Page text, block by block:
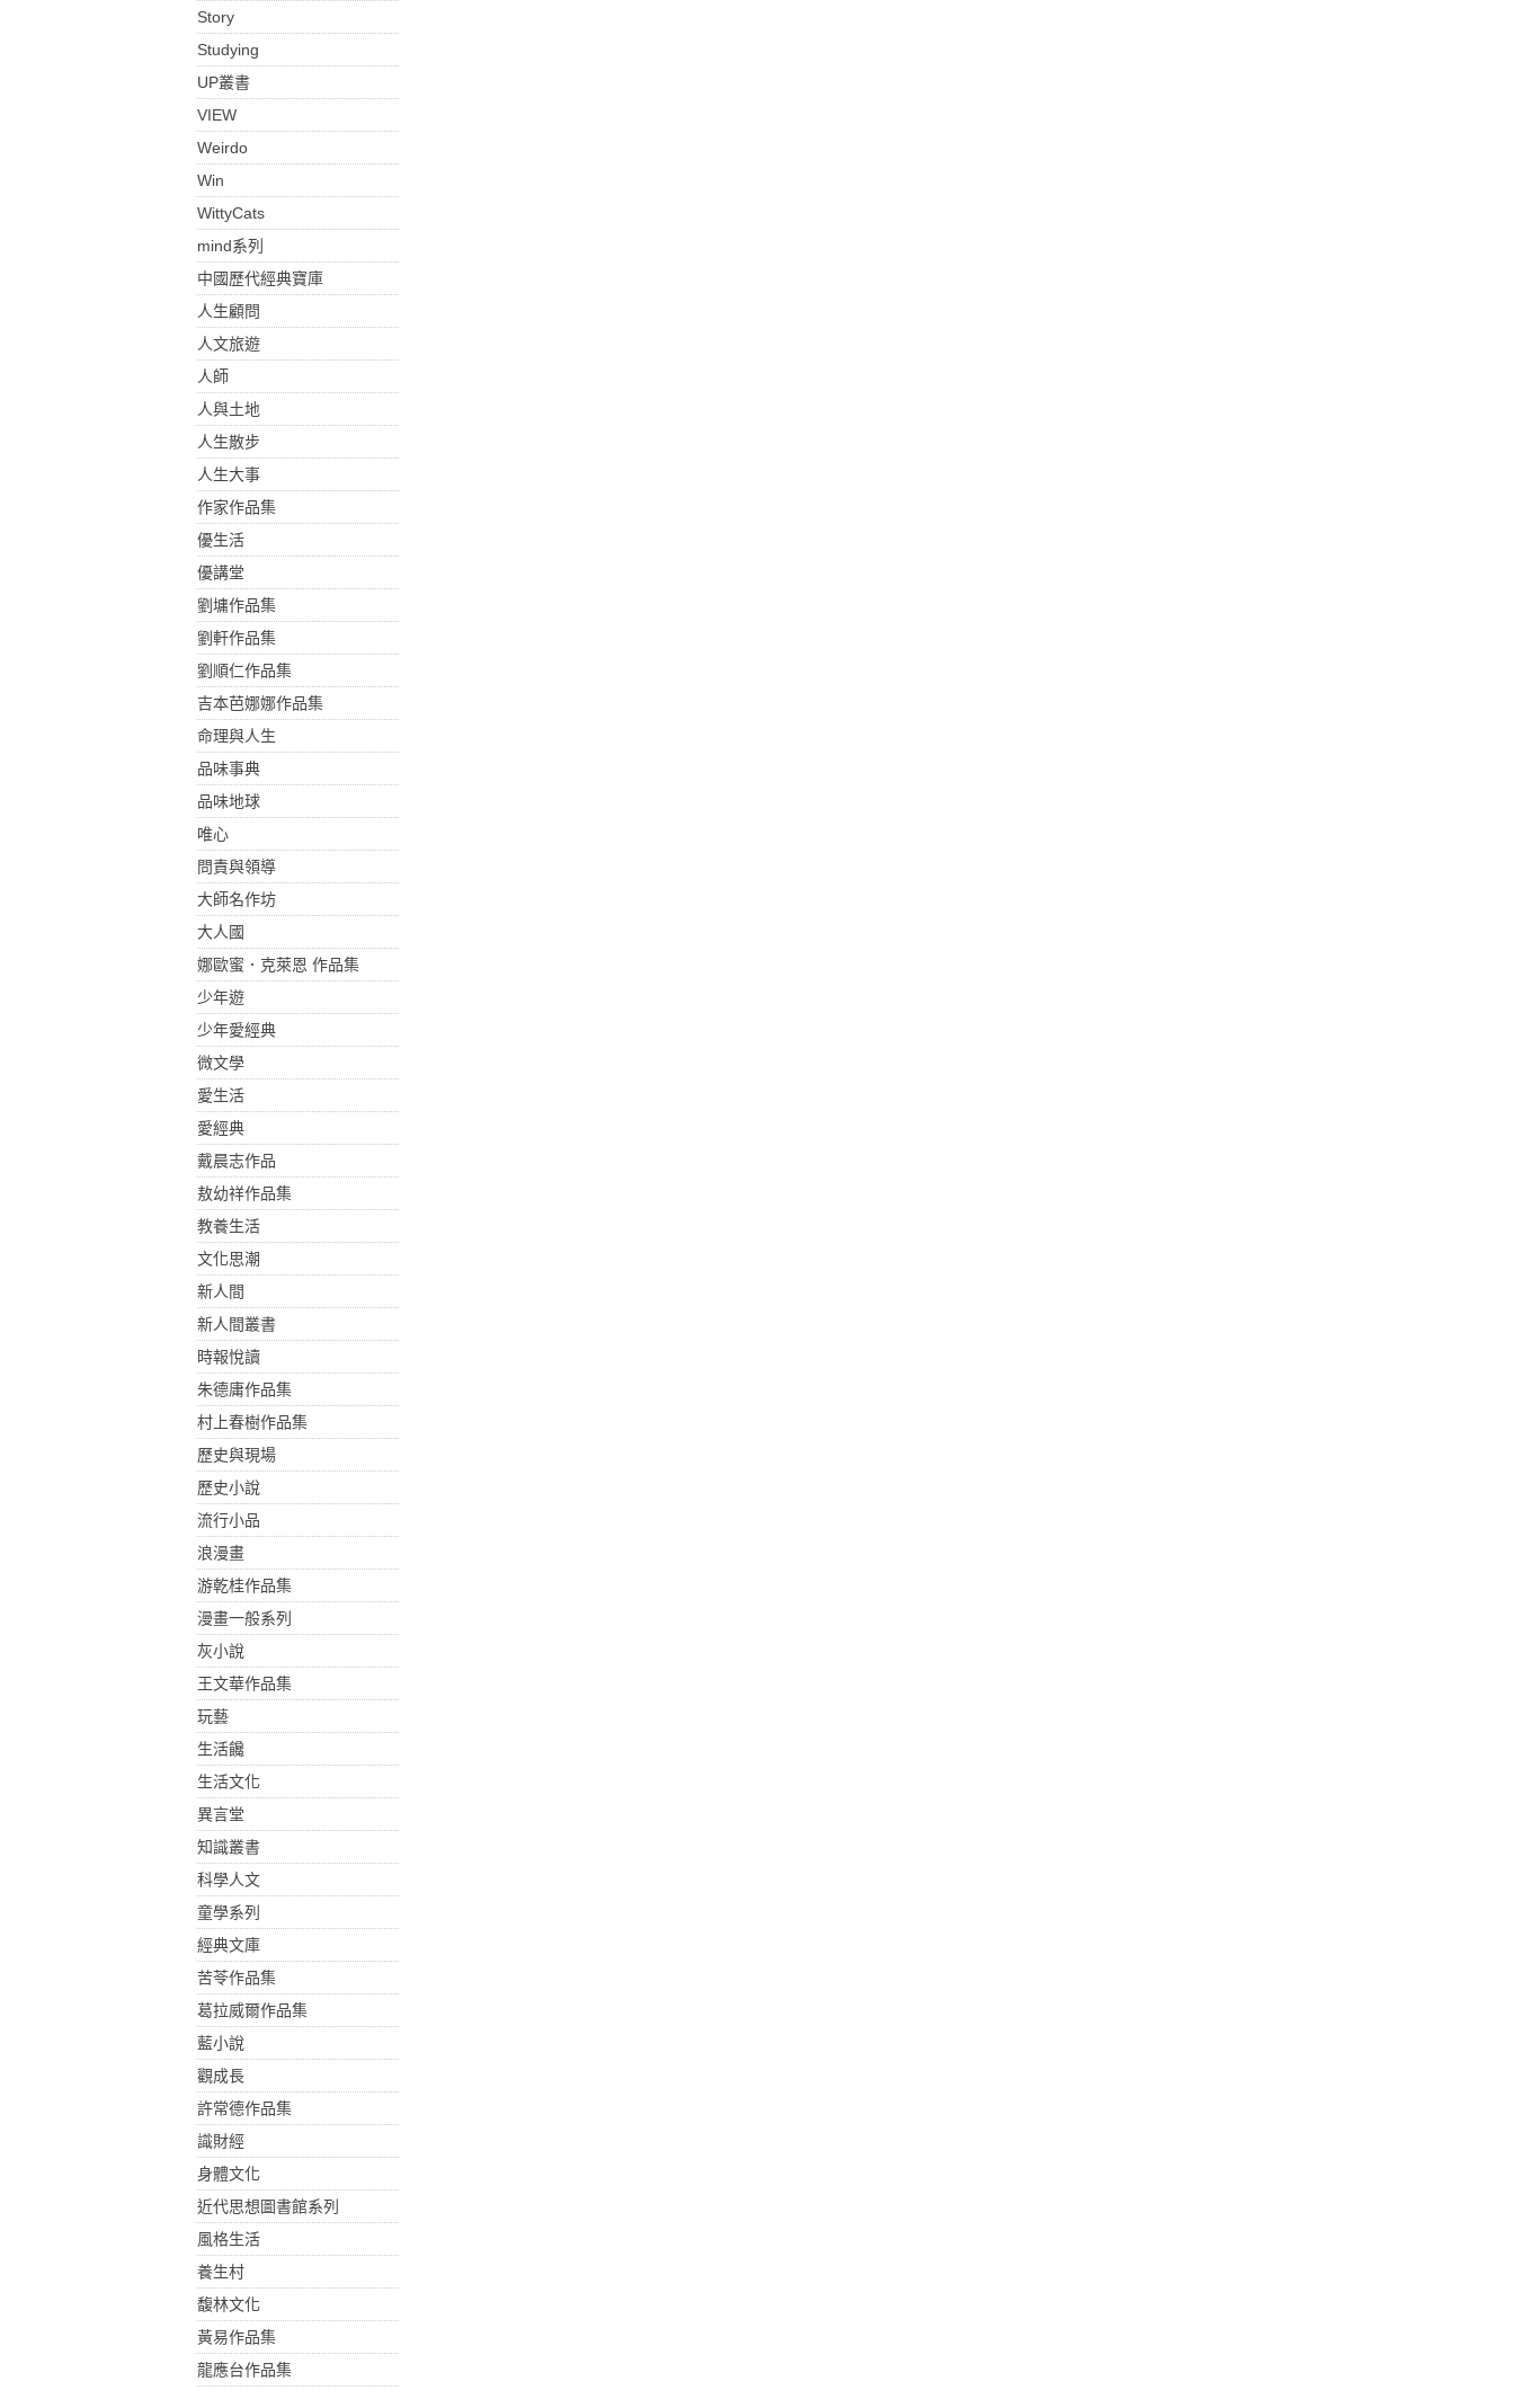
Story
Studying
UP叢書
VIEW
Weirdo
Win
WittyCats
mind系列
中國歷代經典寶庫
人生顧問
人文旅遊
人師
人與土地
人生散步
人生大事
作家作品集
優生活
優講堂
劉墉作品集
劉軒作品集
劉順仁作品集
吉本芭娜娜作品集
命理與人生
品味事典
品味地球
唯心
問責與領導
大師名作坊
大人國
娜歐蜜．克萊恩 作品集
少年遊
少年愛經典
微文學
愛生活
愛經典
戴晨志作品
敖幼祥作品集
教養生活
文化思潮
新人間
新人間叢書
時報悅讀
朱德庸作品集
村上春樹作品集
歷史與現場
歷史小說
流行小品
浪漫畫
游乾桂作品集
漫畫一般系列
灰小說
王文華作品集
玩藝
生活饞
生活文化
異言堂
知識叢書
科學人文
童學系列
經典文庫
苦苓作品集
葛拉威爾作品集
藍小說
觀成長
許常德作品集
識財經
身體文化
近代思想圖書館系列
風格生活
養生村
馥林文化
黃易作品集
龍應台作品集